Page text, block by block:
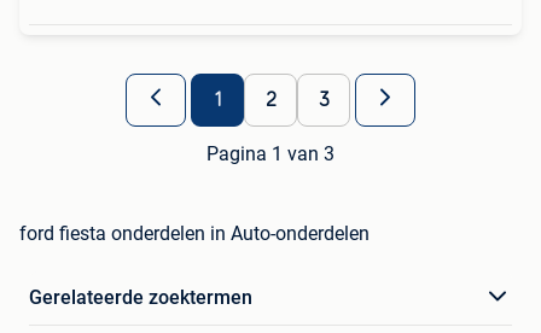
1 2 3
Pagina 1 van 3
ford fiesta onderdelen in Auto-onderdelen
Gerelateerde zoektermen